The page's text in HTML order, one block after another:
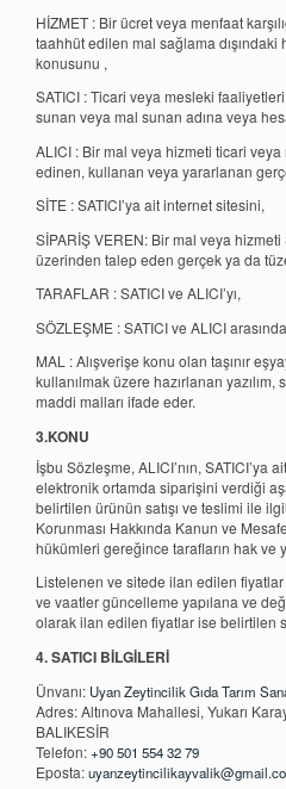
HİZMET : Bir ücret veya menfaat
taahhüt edilen mal sağlama
konusunu ,
SATICI : Ticari veya mesleki
sunan veya mal sunan adına veya
ALICI : Bir mal veya hizmeti ticari
edinen, kullanan veya yararlanan
SİTE : SATICI’ya ait internet sitesini,
SİPARİŞ VEREN: Bir mal veya hizmeti
üzerinden talep eden gerçek ya da
TARAFLAR : SATICI ve ALICI’yı,
SÖZLEŞME : SATICI ve ALICI
MAL : Alışverişe konu olan taşınır
kullanılmak üzere hazırlanan
maddi malları ifade eder.
3.KONU
İşbu Sözleşme, ALICI’nın, SATICI’ya
elektronik ortamda siparişini verdiği
belirtilen ürünün satışı ve teslimi ile
Korunması Hakkında Kanun ve
hükümleri gereğince tarafların hak ve
Listelenen ve sitede ilan edilen fiyatlar
ve vaatler güncelleme yapılana ve
olarak ilan edilen fiyatlar ise belirtilen
4. SATICI BİLGİLERİ
Ünvanı: Uyan Zeytincilik Gıda Tarım
Adres: Altınova Mahallesi, Yukarı
BALIKESİR
Telefon:+90 501 554 32 79
Eposta: